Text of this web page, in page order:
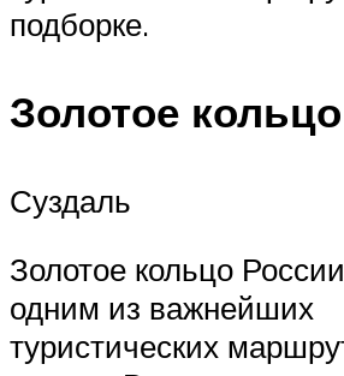
подборке.
Золотое
Суздаль
Золотое кольцо
одним из важнейших
туристических